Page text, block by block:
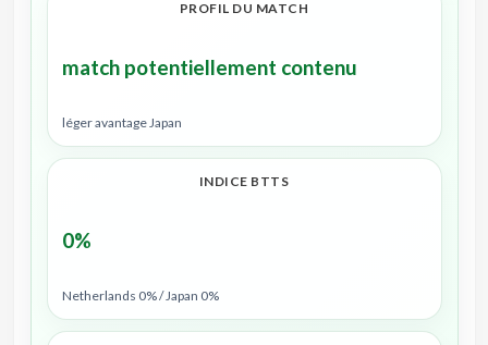
PROFIL DU MATCH
match potentiellement contenu
léger avantage Japan
INDICE BTTS
0%
Netherlands 0% / Japan 0%